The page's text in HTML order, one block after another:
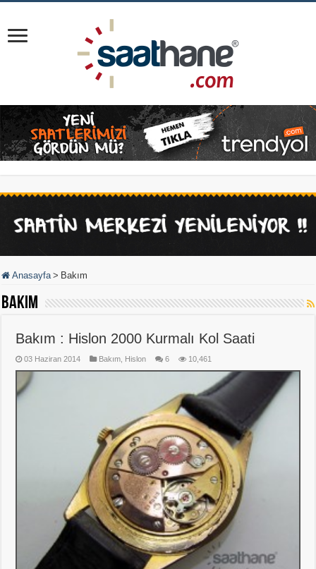
Anasayfa > Bakım
Bakım
Bakım : Hislon 2000 Kurmalı Kol Saati
03 Haziran 2014 Bakım Hislon 6 10,461